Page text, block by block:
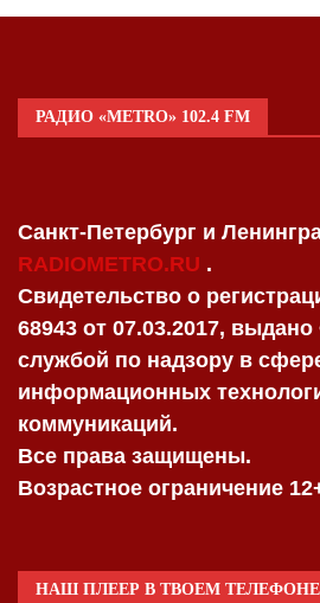
РАДИО «METRO» 102.4 FM
Санкт-Петербург и
RADIOMETRO.RU .
Свидетельство о
68943 от 07.03.2017,
службой по надзору в
информационных
коммуникаций.
Все права защищены.
Возрастное ограничение
НАШ ПЛЕЕР В ТВОЕМ